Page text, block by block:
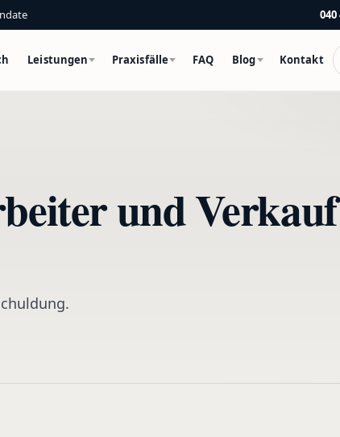
040
Leistungen Praxisfälle FAQ Blog Kontakt
und